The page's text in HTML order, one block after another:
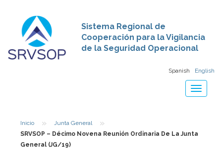
Sistema Regional de
Cooperación para la Vigilancia
de la Seguridad Operacional
Spanish English
Toggle
Inicio » Junta General »
SRVSOP – Décimo Novena Reunión Ordinaria De La Junta
General (JG/19)